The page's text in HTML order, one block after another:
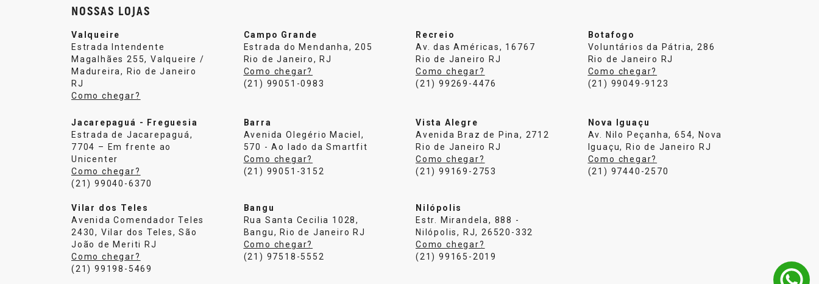
NOSSAS LOJAS
Valqueire
Estrada Intendente
Magalhães 255, Valqueire /
Madureira, Rio de Janeiro
RJ
Como chegar?
Campo Grande
Estrada do Mendanha, 205
Rio de Janeiro, RJ
Como chegar?
(21) 99051-0983
Recreio
Av. das Américas, 16767
Rio de Janeiro RJ
Como chegar?
(21) 99269-4476
Botafogo
Voluntários da Pátria, 286
Rio de Janeiro RJ
Como chegar?
(21) 99049-9123
Jacarepaguá - Freguesia
Estrada de Jacarepaguá,
7704 – Em frente ao
Unicenter
Como chegar?
(21) 99040-6370
Barra
Avenida Olegério Maciel,
570 - Ao lado da Smartfit
Como chegar?
(21) 99051-3152
Vista Alegre
Avenida Braz de Pina, 2712
Rio de Janeiro RJ
Como chegar?
(21) 99169-2753
Nova Iguaçu
Av. Nilo Peçanha, 654, Nova
Iguaçu, Rio de Janeiro RJ
Como chegar?
(21) 97440-2570
Vilar dos Teles
Avenida Comendador Teles
2430, Vilar dos Teles, São
João de Meriti RJ
Como chegar?
(21) 99198-5469
Bangu
Rua Santa Cecilia 1028,
Bangu, Rio de Janeiro RJ
Como chegar?
(21) 97518-5552
Nilópolis
Estr. Mirandela, 888 -
Nilópolis, RJ, 26520-332
Como chegar?
(21) 99165-2019